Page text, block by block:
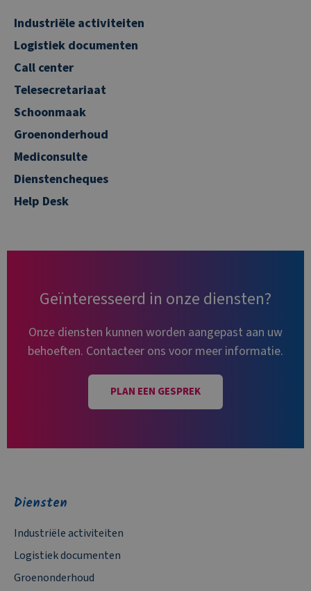
Industriële activiteiten
Logistiek documenten
Call center
Telesecretariaat
Schoonmaak
Groenonderhoud
Mediconsulte
Dienstencheques
Help Desk
Geïnteresseerd in onze diensten?
Onze diensten kunnen worden aangepast aan uw
behoeften. Contacteer ons voor meer informatie.
PLAN EEN GESPREK
Diensten
Industriële activiteiten
Logistiek documenten
Groenonderhoud